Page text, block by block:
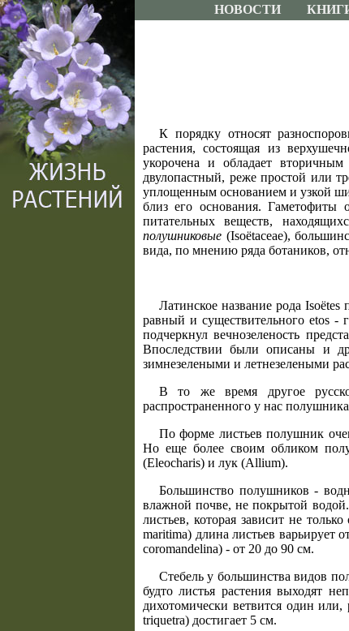
НОВОСТИ
К порядку относят
растения, состоящая из
укорочена и обладает
двулопастный, реже простой или
уплощенным основанием и узкой
близ его основания. Гаметофиты
питательных веществ,
полушниковые (Isoёtaceae),
вида, по мнению ряда ботаников,
Латинское название рода Isoёtes
равный и существительного etos -
подчеркнул вечнозеленость
Впоследствии были описаны и
зимнезелеными и летнезелеными
В то же время другое
распространенного у нас
По форме листьев полушник
Но еще более своим обликом
(Eleocharis) и лук (Allium).
Большинство полушников -
влажной почве, не покрытой водой.
листьев, которая зависит не
maritima) длина листьев варьирует
coromandelina) - от 20 до 90 см.
Стебель у большинства видов
будто листья растения выходят
дихотомически ветвится один
triquetra) достигает 5 см.